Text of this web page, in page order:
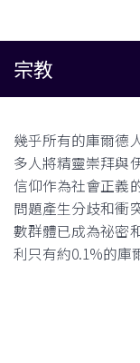
宗教
幾乎所有的庫爾德
多人將精靈崇拜與
信仰作為社會正義
問題產生分歧和衝
數群體已成為祕密
利只有約0.1%的庫